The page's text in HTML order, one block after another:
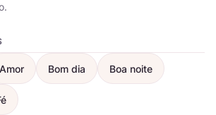
Amor Bom dia Boa noite